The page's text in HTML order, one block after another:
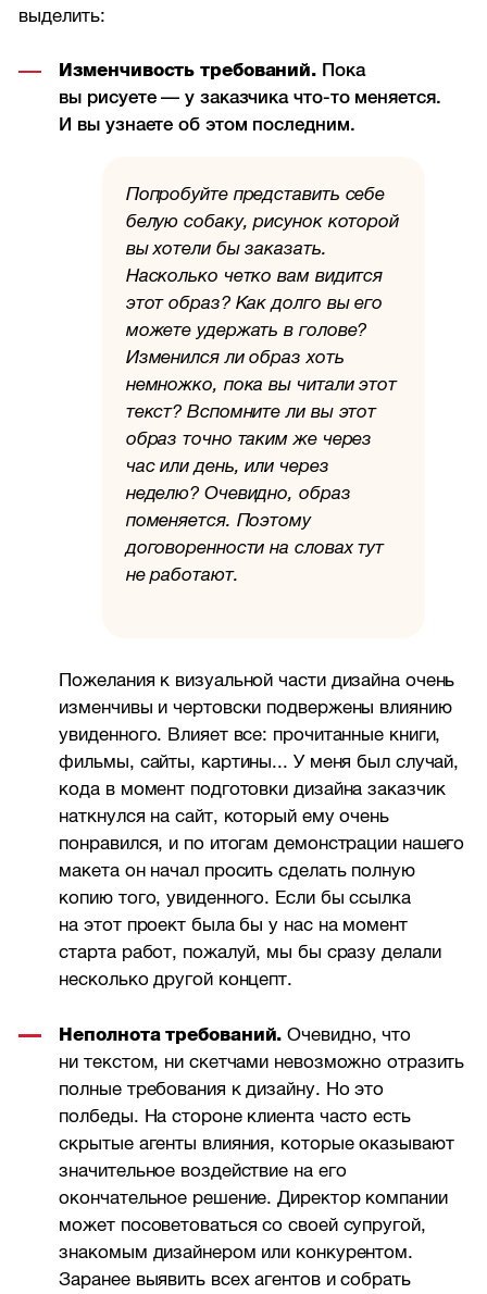
выделить:
Изменчивость требований. Пока
вы рисуете — у заказчика что-то меняется.
И вы узнаете об этом последним.
Попробуйте представить себе
белую собаку, рисунок которой
вы хотели бы заказать.
Насколько четко вам видится
этот образ? Как долго вы его
можете удержать в голове?
Изменился ли образ хоть
немножко, пока вы читали этот
текст? Вспомните ли вы этот
образ точно таким же через
час или день, или через
неделю? Очевидно, образ
поменяется. Поэтому
договоренности на словах тут
не работают.
Пожелания к визуальной части дизайна очень
изменчивы и чертовски подвержены влиянию
увиденного. Влияет все: прочитанные книги,
фильмы, сайты, картины... У меня был случай,
кода в момент подготовки дизайна заказчик
наткнулся на сайт, который ему очень
понравился, и по итогам демонстрации нашего
макета он начал просить сделать полную
копию того, увиденного. Если бы ссылка
на этот проект была бы у нас на момент
старта работ, пожалуй, мы бы сразу делали
несколько другой концепт.
Неполнота требований. Очевидно, что
ни текстом, ни скетчами невозможно отразить
полные требования к дизайну. Но это
полбеды. На стороне клиента часто есть
скрытые агенты влияния, которые оказывают
значительное воздействие на его
окончательное решение. Директор компании
может посоветоваться со своей супругой,
знакомым дизайнером или конкурентом.
Заранее выявить всех агентов и собрать